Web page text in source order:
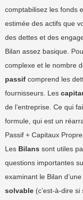
comptabilisez les fonds
estimée des actifs que
des dettes et des
Bilan assez basique.
complexe et le nombre
passif comprend les
fournisseurs. Les
de l’entreprise. Ce qui
formule, qui est un
Passif + Capitaux
Les Bilans sont utiles
questions importantes
examinant le Bilan
solvable (c’est-à-dire